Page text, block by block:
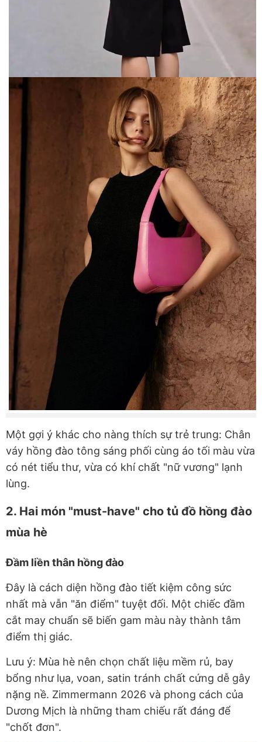
Một gợi ý khác cho nàng thích sự trẻ trung: Chân
váy hồng đào tông sáng phối cùng áo tối màu vừa
có nét tiểu thư, vừa có khí chất "nữ vương" lạnh
lùng.
2. Hai món "must-have" cho tủ đồ hồng đào
mùa hè
Đầm liền thân hồng đào
Đây là cách diện hồng đào tiết kiệm công sức
nhất mà vẫn "ăn điểm" tuyệt đối. Một chiếc đầm
cắt may chuẩn sẽ biến gam màu này thành tâm
điểm thị giác.
Lưu ý: Mùa hè nên chọn chất liệu mềm rủ, bay
bổng như lụa, voan, satin tránh chất cứng dễ gây
nặng nề. Zimmermann 2026 và phong cách của
Dương Mịch là những tham chiếu rất đáng để
"chốt đơn".